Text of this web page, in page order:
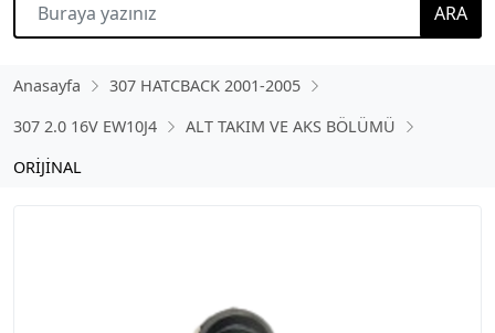
ARA
Anasayfa
307 HATCBACK 2001-2005
307 2.0 16V EW10J4
ALT TAKIM VE AKS BÖLÜMÜ
ORİJİNAL